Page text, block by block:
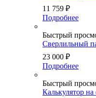
11 759 ₽
Подробнее
Быстрый
Сверлильный
23 000 ₽
Подробнее
Быстрый
Калькулятор